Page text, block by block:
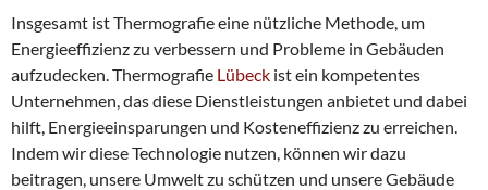
Insgesamt ist Thermografie eine nützliche Methode, um
Energieeffizienz zu verbessern und Probleme in Gebäuden
aufzudecken. Thermografie Lübeck ist ein kompetentes
Unternehmen, das diese Dienstleistungen anbietet und dabei
hilft, Energieeinsparungen und Kosteneffizienz zu erreichen.
Indem wir diese Technologie nutzen, können wir dazu
beitragen, unsere Umwelt zu schützen und unsere Gebäude